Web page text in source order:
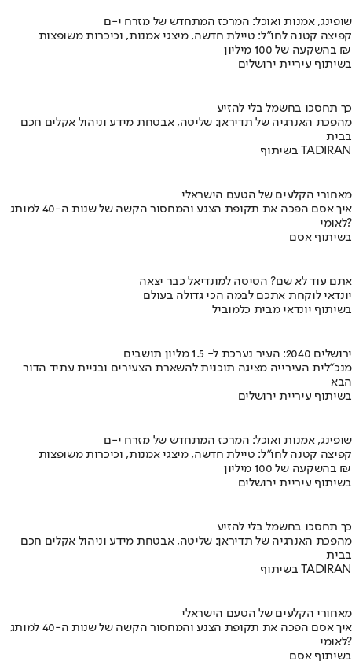
שופינג, אמנות ואוכל: המרכז המתחדש של מזרח י-ם
קפיצה קטנה לחו"ל: טיילת חדשה, מיצגי אמנות, וכיכרות משופצות
בהשקעה של 100 מיליון ₪
בשיתוף עיריית ירושלים
כך תחסכו בחשמל בלי להזיע
מהפכת האנרגיה של תדיראן: שליטה, אבטחת מידע וניהול אקלים חכם
בבית
בשיתוף TADIRAN
מאחורי הקלעים של הטעם הישראלי
איך אסם הפכה את תקופת הצנע והמחסור הקשה של שנות ה-40 למותג
לאומי?
בשיתוף אסם
אתם עוד לא שם? הטיסה למונדיאל כבר יצאה
יונדאי לוקחת אתכם לבמה הכי גדולה בעולם
בשיתוף יונדאי מבית כלמוביל
ירושלים 2040: העיר נערכת ל- 1.5 מליון תושבים
מנכ"לית העירייה מציגה תוכנית להשארת הצעירים ובניית עתיד הדור
הבא
בשיתוף עיריית ירושלים
שופינג, אמנות ואוכל: המרכז המתחדש של מזרח י-ם
קפיצה קטנה לחו"ל: טיילת חדשה, מיצגי אמנות, וכיכרות משופצות
בהשקעה של 100 מיליון ₪
בשיתוף עיריית ירושלים
כך תחסכו בחשמל בלי להזיע
מהפכת האנרגיה של תדיראן: שליטה, אבטחת מידע וניהול אקלים חכם
בבית
בשיתוף TADIRAN
מאחורי הקלעים של הטעם הישראלי
איך אסם הפכה את תקופת הצנע והמחסור הקשה של שנות ה-40 למותג
לאומי?
בשיתוף אסם